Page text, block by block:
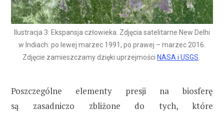
Ilustracja 3: Ekspansja człowieka. Zdjęcia satelitarne New Delhi
w Indiach: po lewej marzec 1991, po prawej – marzec 2016.
Zdjęcie zamieszczamy dzięki uprzejmości NASA i USGS.
Poszczególne elementy presji na biosferę
są zasadniczo zbliżone do tych, które